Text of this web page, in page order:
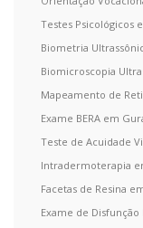
Testes Psicológicos
Biometria
Biomicroscopia
Mapeamento de
Exame BERA em
Teste de Acuidade
Intradermoterapia
Facetas de Resina
Exame de